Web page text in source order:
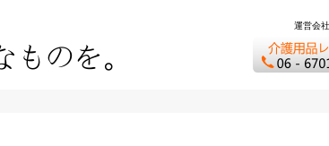
運営会